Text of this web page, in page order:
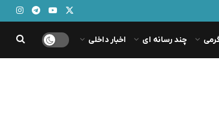
چند رسانه ای اخبار داخلی